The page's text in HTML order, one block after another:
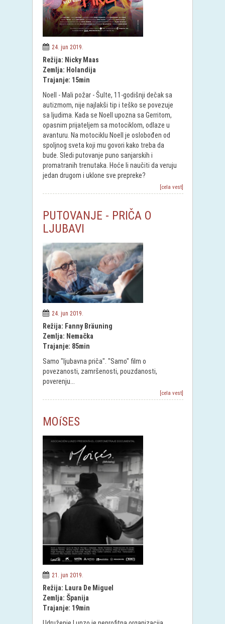
24. jun 2019.
Režija: Nicky Maas
Zemlja: Holandija
Trajanje: 15min
Noell - Mali požar - Šulte, 11-godišnji dečak sa
autizmom, nije najlakši tip i teško se povezuje
sa ljudima. Kada se Noell upozna sa Gerritom,
opasnim prijateljem sa motociklom, odlaze u
avanturu. Na motociklu Noell je oslobođen od
spoljnog sveta koji mu govori kako treba da
bude. Sledi putovanje puno sanjarskih i
promatranih trenutaka. Hoće li naučiti da veruju
jedan drugom i uklone sve prepreke?
[cela vest]
PUTOVANJE - PRIČA O
LJUBAVI
24. jun 2019.
Režija: Fanny Bräuning
Zemlja: Nemačka
Trajanje: 85min
Samo "ljubavna priča". "Samo" film o
povezanosti, zamršenosti, pouzdanosti,
poverenju...
[cela vest]
MOíSES
21. jun 2019.
Režija: Laura De Miguel
Zemlja: Španija
Trajanje: 19min